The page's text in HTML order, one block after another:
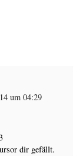
um 04:29
dir gefällt.